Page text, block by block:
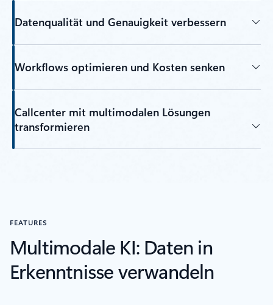
Datenqualität und Genauigkeit verbessern
Workflows optimieren und Kosten senken
Callcenter mit multimodalen Lösungen
transformieren
FEATURES
Multimodale KI: Daten in
Erkenntnisse verwandeln